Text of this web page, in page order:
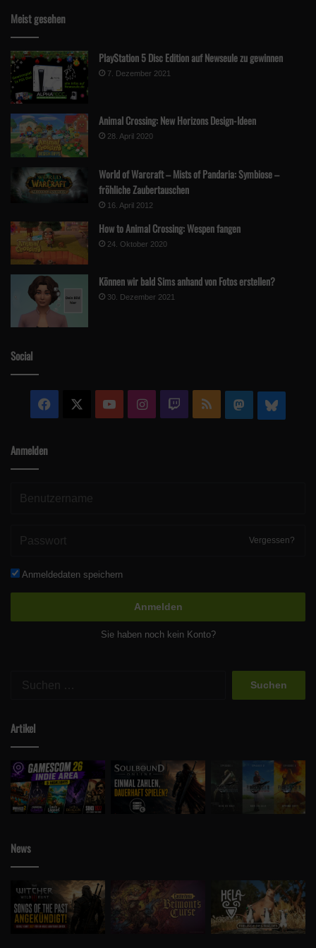
Meist gesehen
PlayStation 5 Disc Edition auf Newseule zu gewinnen
7. Dezember 2021
Animal Crossing: New Horizons Design-Ideen
28. April 2020
World of Warcraft – Mists of Pandaria: Symbiose –
fröhliche Zaubertauschen
16. April 2012
How to Animal Crossing: Wespen fangen
24. Oktober 2020
Können wir bald Sims anhand von Fotos erstellen?
30. Dezember 2021
Social
Facebook YouTubeInstagram
Twitch RSS Mastodon
Anmelden
Vergessen?
Anmeldedaten speichern
Anmelden
Sie haben noch kein Konto?
Artikel
News